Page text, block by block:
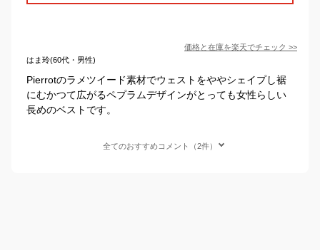
価格と在庫を楽天でチェック >>
はま玲(60代・男性)
Pierrotのラメツイード素材でウェストをややシェイプし裾
にむかつて広がるペプラムデザインがとっても女性らしい
長めのベストです。
全てのおすすめコメント（2件）